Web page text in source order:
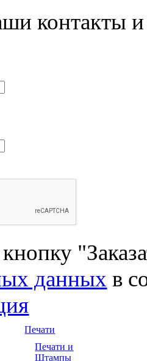
контакты
данных в
Печати
Печати и
Штампы